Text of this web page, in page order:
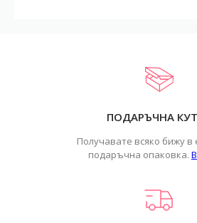
ПОДАРЪЧНА
Получавате всяко бижу в
подаръчна опаковка.